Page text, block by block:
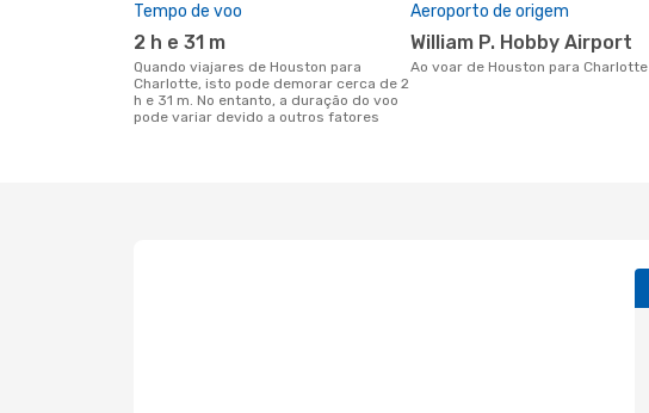
Tempo de voo
2 h e 31 m
Quando viajares de Houston para
Charlotte, isto pode demorar cerca de 2
h e 31 m. No entanto, a duração do voo
pode variar devido a outros fatores
Aeroporto de origem
William P. Hobby Airport
Ao voar de Houston para Charlotte